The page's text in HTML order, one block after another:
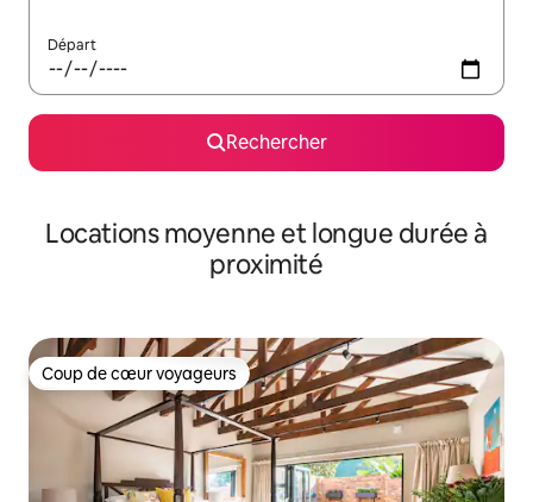
Départ
Rechercher
Locations moyenne et longue durée à
proximité
Coup de cœur voyageurs
Coup de cœur voyageurs